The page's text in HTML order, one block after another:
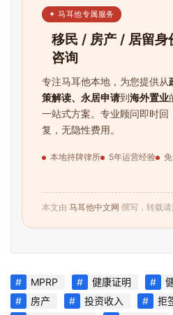
旅
攻
生
✦ 马耳他专属服务
移民 / 房产 / 居留身
咨询
专注马耳他本地，为您提供从
策解读、永居申请到海外置业
一站式方案。专业顾问即时回
复，无隐性费用。
本地持牌律所 5年运营经验
本文由 马耳他中文网 撰写，转载
MPRP 健康证明
房产
投资收入 拒